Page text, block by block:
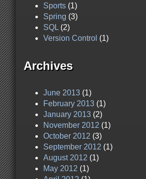
Sports (1)
Spring (3)
SQL (2)
Version Control (1)
Archives
June 2013 (1)
February 2013 (1)
January 2013 (2)
November 2012 (1)
October 2012 (3)
September 2012 (1)
August 2012 (1)
May 2012 (1)